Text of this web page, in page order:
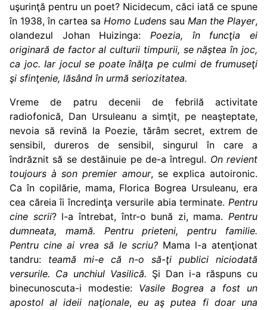
uşurinţă pentru un poet? Nicidecum, căci iată ce spune
în 1938, în cartea sa Homo Ludens sau Man the Player,
olandezul Johan Huizinga: Poezia, în funcţia ei
originară de factor al culturii timpurii, se năştea în joc,
ca joc. Iar jocul se poate înălţa pe culmi de frumuseţi
şi sfinţenie, lăsând în urmă seriozitatea.
Vreme de patru decenii de febrilă activitate
radiofonică, Dan Ursuleanu a simţit, pe neaşteptate,
nevoia să revină la Poezie, tărâm secret, extrem de
sensibil, dureros de sensibil, singurul în care a
îndrăznit să se destăinuie pe de-a întregul. On revient
toujours à son premier amour, se explica autoironic.
Ca în copilărie, mama, Florica Bogrea Ursuleanu, era
cea căreia îi încredinţa versurile abia terminate. Pentru
cine scrii? l-a întrebat, într-o bună zi, mama. Pentru
dumneata, mamă. Pentru prieteni, pentru familie.
Pentru cine ai vrea să le scriu?Mama l-a atenţionat
tandru: teamă mi-e că n-o să-ţi publici niciodată
versurile. Ca unchiul Vasilică. Şi Dan i-a răspuns cu
binecunoscuta-i modestie: Vasile Bogrea a fost un
apostol al ideii naţionale, eu aş putea fi doar una